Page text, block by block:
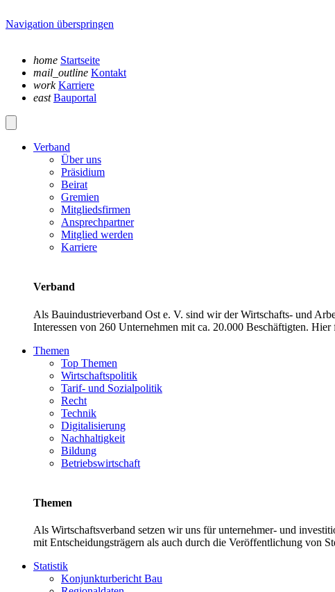
Navigation überspringen
home Startseite
mail_outline Kontakt
work Karriere
east Bauportal
Verband
Über uns
Präsidium
Beirat
Gremien
Mitgliedsfirmen
Ansprechpartner
Mitglied werden
Karriere
Verband
Als Bauindustrieverband Ost e. V. sind wir der Wirtschafts- und
Interessen von 260 Unternehmen mit ca. 20.000 Beschäftigten.
Themen
Top Themen
Wirtschaftspolitik
Tarif- und Sozialpolitik
Recht
Technik
Digitalisierung
Nachhaltigkeit
Bildung
Betriebswirtschaft
Themen
Als Wirtschaftsverband setzen wir uns für unternehmer- und
mit Entscheidungsträgern als auch durch die Veröffentlichung von
Statistik
Konjunkturbericht Bau